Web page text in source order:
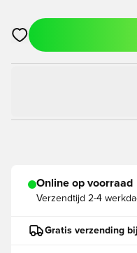
Opent een venster om in
Online op voorraad
Verzendtijd 2-4
Gratis verzending